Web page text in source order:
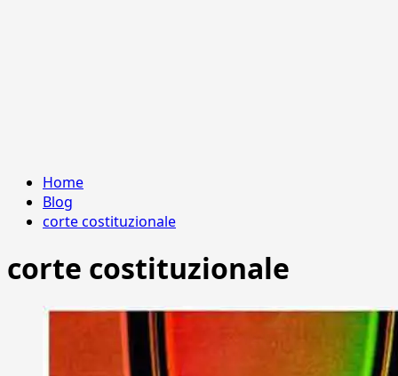
Home
Blog
corte costituzionale
corte costituzionale